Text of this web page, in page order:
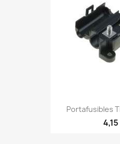
Portafusibles